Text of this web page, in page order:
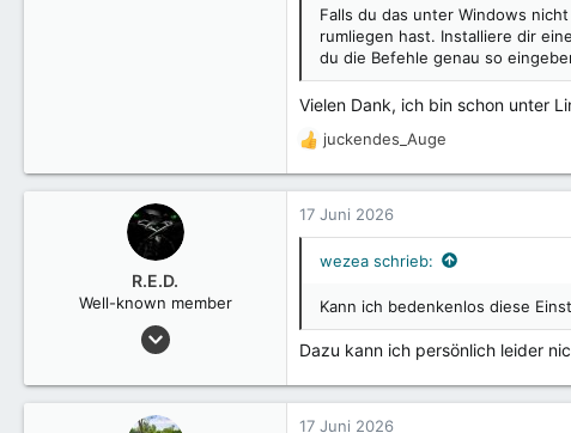
Falls du das unter Windows
rumliegen hast. Installiere dir
du die Befehle genau so
Vielen Dank, ich bin schon unter
R
e
a
k
t
n
:
juckendes_Auge
R.E.D.
Well-known member
15 Januar 2025
17 Juni 2026
wezea schrieb:
Kann ich bedenkenlos diese
Dazu kann ich persönlich leider
17 Juni 2026